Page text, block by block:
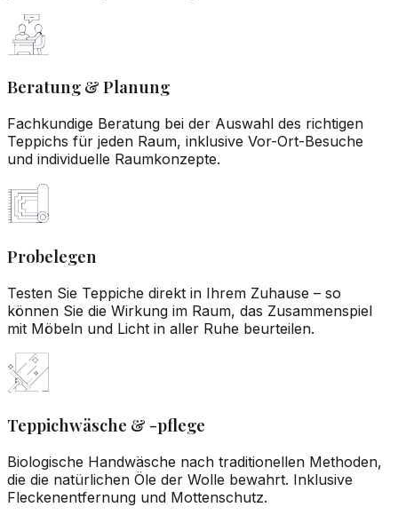
Beratung & Planung
Fachkundige Beratung bei der Auswahl des richtigen
Teppichs für jeden Raum, inklusive Vor-Ort-Besuche
und individuelle Raumkonzepte.
Probelegen
Testen Sie Teppiche direkt in Ihrem Zuhause – so
können Sie die Wirkung im Raum, das Zusammenspiel
mit Möbeln und Licht in aller Ruhe beurteilen.
Teppichwäsche & -pflege
Biologische Handwäsche nach traditionellen Methoden,
die die natürlichen Öle der Wolle bewahrt. Inklusive
Fleckenentfernung und Mottenschutz.